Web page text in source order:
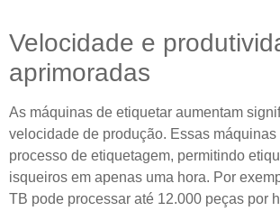
Velocidade e
aprimoradas
As máquinas de etiquetar aumentam
velocidade de produção. Essas máquinas
processo de etiquetagem, permitindo
isqueiros em apenas uma hora. Por
TB pode processar até 12.000 peças por